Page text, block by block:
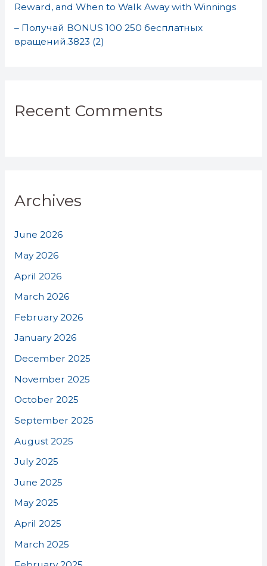
Reward, and When to Walk Away with Winnings
– Получай BONUS 100 250 бесплатных
вращений.3823 (2)
Recent Comments
Archives
June 2026
May 2026
April 2026
March 2026
February 2026
January 2026
December 2025
November 2025
October 2025
September 2025
August 2025
July 2025
June 2025
May 2025
April 2025
March 2025